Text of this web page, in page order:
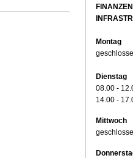
Montag
Dienstag
08.00 -
14.00 -
Mittwoch